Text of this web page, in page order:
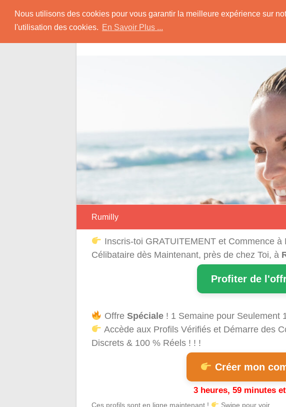
Nous utilisons des cookies pour vous garantir la meilleure expérience sur
l'utilisation des cookies. En Savoir Plus ...
content
Rencontrer Senior
Conseils & Infos pour la Rencontre d'une Senior
Rumilly
Inscris-toi GRATUITEMENT et Commence à
Célibataire dès Maintenant, près de chez Toi, à
Profiter de
Offre Spéciale! 1 Semaine pour Seulement
Accède aux Profils Vérifiés et Démarre des
Discrets & 100 % Réels ! ! !
Créer mon
3 heures, 59 minutes
Ces profils sont en ligne maintenant ! Swipe pour voir